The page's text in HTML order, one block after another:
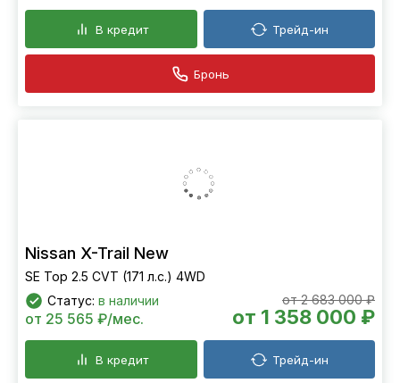
В кредит Трейд-ин
Бронь
Nissan X-Trail New
SE Top 2.5 CVT (171 л.с.) 4WD
Статус: в наличии от 2 683 000 ₽
от 1 358 000 ₽
от 25 565 ₽/мес.
В кредит Трейд-ин